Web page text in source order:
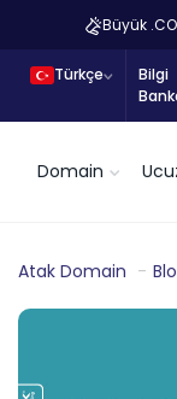
Büyük
Türkçe
Bilgi
Domain
Atak Domain